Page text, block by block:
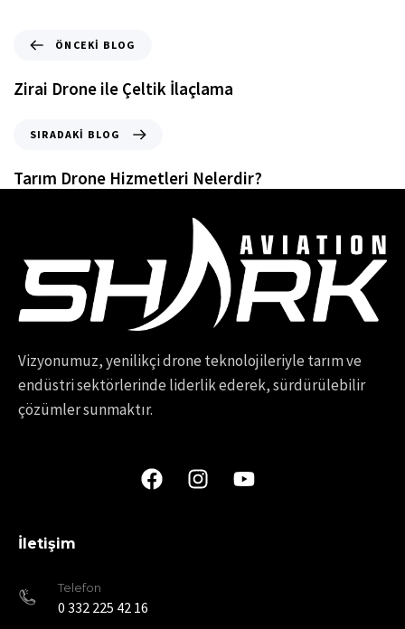
ÖNCEKI BLOG
Zirai Drone ile Çeltik İlaçlama
SIRADAKI BLOG
Tarım Drone Hizmetleri Nelerdir?
Vizyonumuz, yenilikçi drone teknolojileriyle tarım ve
endüstri sektörlerinde liderlik ederek, sürdürülebilir
çözümler sunmaktır.
İletişim
Telefon
0 332 225 42 16